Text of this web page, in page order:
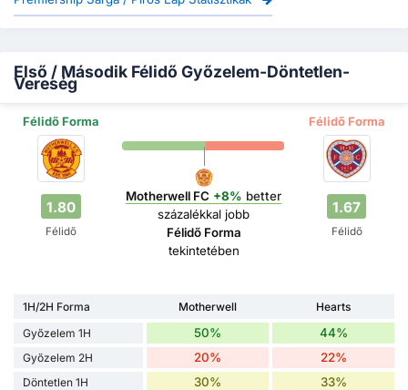
Első / Második Félidő Győzelem-Döntetlen-
Vereség
Félidő Forma Félidő Forma
1.80
Félidő
Motherwell FC +8% better
százalékkal jobb
Félidő Forma
tekintetében
1.67
Félidő
1H/2H Forma Motherwell
Hearts
Győzelem 1H
50% 44%
Győzelem 2H 20% 22%
Döntetlen 1H 30% 33%